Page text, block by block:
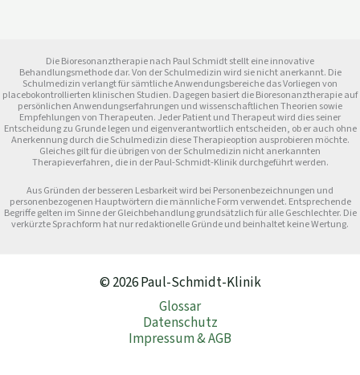
Die Bioresonanztherapie nach Paul Schmidt stellt eine innovative
Behandlungsmethode dar. Von der Schulmedizin wird sie nicht anerkannt. Die
Schulmedizin verlangt für sämtliche Anwendungsbereiche das Vorliegen von
placebokontrollierten klinischen Studien. Dagegen basiert die Bioresonanztherapie auf
persönlichen Anwendungserfahrungen und wissenschaftlichen Theorien sowie
Empfehlungen von Therapeuten. Jeder Patient und Therapeut wird dies seiner
Entscheidung zu Grunde legen und eigenverantwortlich entscheiden, ob er auch ohne
Anerkennung durch die Schulmedizin diese Therapieoption ausprobieren möchte.
Gleiches gilt für die übrigen von der Schulmedizin nicht anerkannten
Therapieverfahren, die in der Paul-Schmidt-Klinik durchgeführt werden.
Aus Gründen der besseren Lesbarkeit wird bei Personenbezeichnungen und
personenbezogenen Hauptwörtern die männliche Form verwendet. Entsprechende
Begriffe gelten im Sinne der Gleichbehandlung grundsätzlich für alle Geschlechter. Die
verkürzte Sprachform hat nur redaktionelle Gründe und beinhaltet keine Wertung.
© 2026 Paul-Schmidt-Klinik
Glossar
Datenschutz
Impressum & AGB